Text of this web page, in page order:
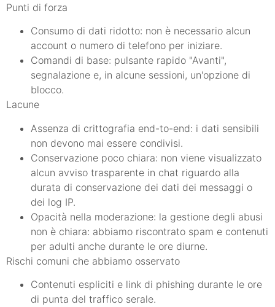
Punti di forza
Consumo di dati ridotto: non è necessario alcun
account o numero di telefono per iniziare.
Comandi di base: pulsante rapido "Avanti",
segnalazione e, in alcune sessioni, un'opzione di
blocco.
Lacune
Assenza di crittografia end-to-end: i dati sensibili
non devono mai essere condivisi.
Conservazione poco chiara: non viene visualizzato
alcun avviso trasparente in chat riguardo alla
durata di conservazione dei dati dei messaggi o
dei log IP.
Opacità nella moderazione: la gestione degli abusi
non è chiara: abbiamo riscontrato spam e contenuti
per adulti anche durante le ore diurne.
Rischi comuni che abbiamo osservato
Contenuti espliciti e link di phishing durante le ore
di punta del traffico serale.